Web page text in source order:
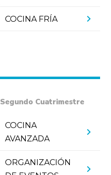
COCINA FRÍA chevron_right
Segundo Cuatrimestre
COCINA
AVANZADA
chevron_right
ORGANIZACIÓN
chevron_right